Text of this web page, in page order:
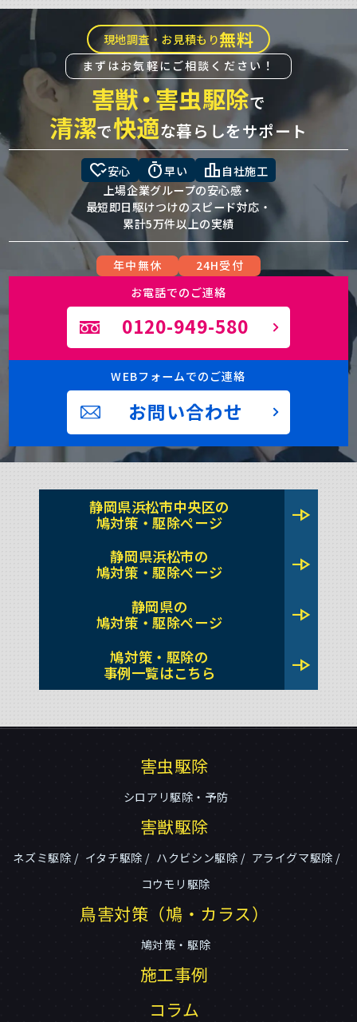
現地調査・お見積もり無料
まずはお気軽にご相談ください！
害獣・害虫駆除で
清潔で快適な暮らしをサポート
heart_check安心 timer早い leaderboard 自社施工
上場企業グループの安心感・
最短即日駆けつけのスピード対応・
累計5万件以上の実績
年中無休
24H受付
お電話でのご連絡
0120-949-580
WEBフォームでのご連絡
お問い合わせ
静岡県浜松市中央区の
鳩対策・駆除ページ
line_end_arrow
静岡県浜松市の
鳩対策・駆除ページ
line_end_arrow
静岡県の
鳩対策・駆除ページ
line_end_arrow
鳩対策・駆除の
事例一覧はこちら
line_end_arrow
害虫駆除
シロアリ駆除・予防
害獣駆除
ネズミ駆除 イタチ駆除 ハクビシン駆除
アライグマ駆除
コウモリ駆除
鳥害対策（鳩・カラス）
鳩対策・駆除
施工事例
コラム